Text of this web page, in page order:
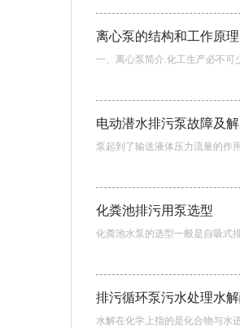
离心泵的结构和工作原理
一、离心泵简介.化工生产必不可
电动潜水排污泵故障及
泵起到了输送液体压力流量的作
化粪池排污用泵选型
化粪池水泵的选型一般是自吸式
排污循环泵污水处理水
水解在化学上指的是化合物与水